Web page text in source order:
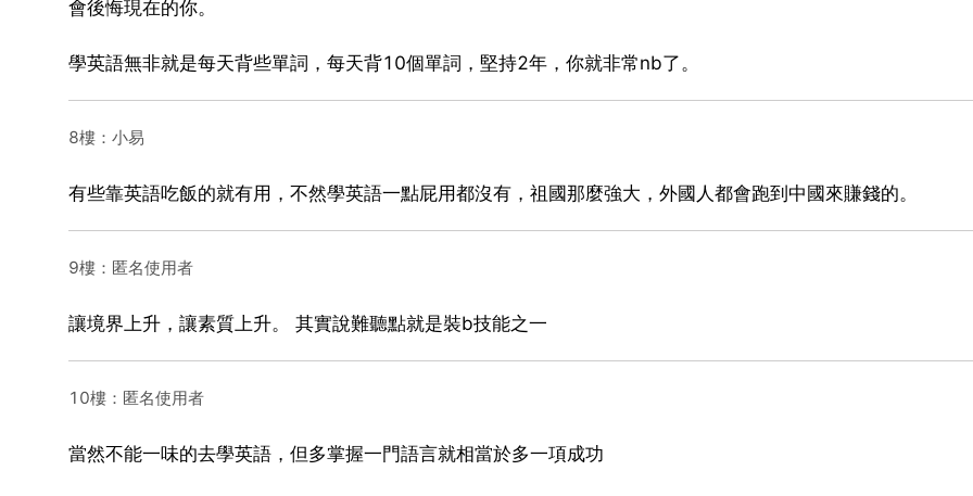
會後悔現在的你。
學英語無非就是每天背些單詞，每天背10個單詞，堅持2年，你就非常nb了。
8樓：小易
有些靠英語吃飯的就有用，不然學英語一點屁用都沒有，祖國那麼強大，外國人都會跑到中國來賺錢的。
9樓：匿名使用者
讓境界上升，讓素質上升。 其實說難聽點就是裝b技能之一
10樓：匿名使用者
當然不能一味的去學英語，但多掌握一門語言就相當於多一項成功